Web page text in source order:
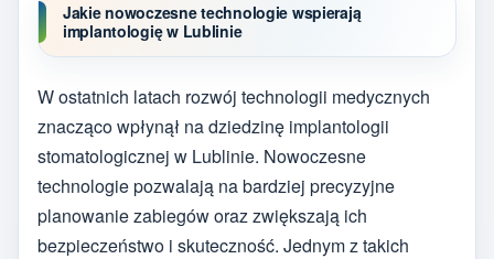
Jakie nowoczesne technologie wspierają
implantologię w Lublinie
W ostatnich latach rozwój technologii medycznych
znacząco wpłynął na dziedzinę implantologii
stomatologicznej w Lublinie. Nowoczesne
technologie pozwalają na bardziej precyzyjne
planowanie zabiegów oraz zwiększają ich
bezpieczeństwo i skuteczność. Jednym z takich